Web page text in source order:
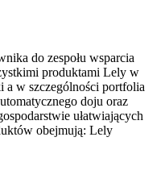
do zespołu wsparcia
produktami Lely w
a w szczególności portfolia
doju oraz
ułatwiających
obejmują: Lely